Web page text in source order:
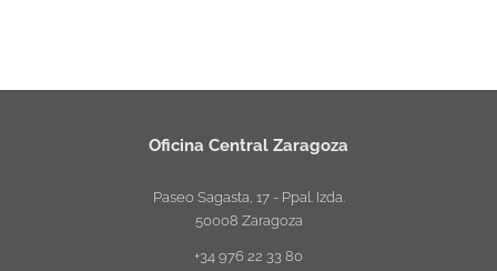
Oficina Central Zaragoza
Paseo Sagasta, 17 - Ppal. Izda.
50008 Zaragoza
+34 976 22 33 80